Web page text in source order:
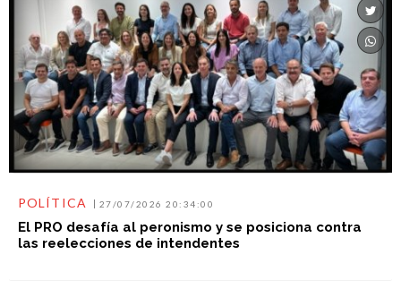
POLÍTICA 27/07/2026 20:34:00
El PRO desafía al peronismo y se posiciona contra
las reelecciones de intendentes